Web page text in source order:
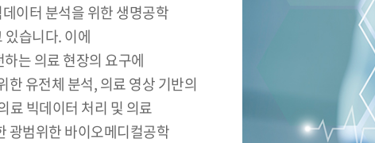
이터 분석을 위한 생명공학
있습니다. 이에
는 의료 현장의 요구에
한 유전체 분석, 의료 영상 기반의
료 빅데이터 처리 및 의료
광범위한 바이오메디컬공학